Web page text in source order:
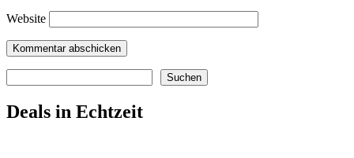
Website
Suchen
Deals in Echtzeit